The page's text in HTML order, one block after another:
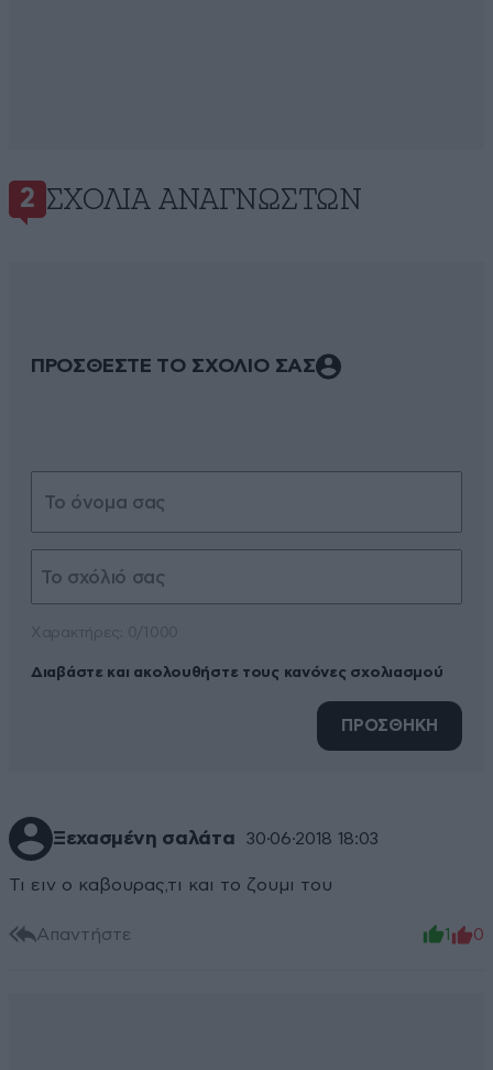
2 ΣΧΌΛΙΑ ΑΝΑΓΝΩΣΤΏΝ
ΠΡΟΣΘΕΣΤΕ ΤΟ ΣΧΟΛΙΟ ΣΑΣ
Διαβάστε και ακολουθήστε τους κανόνες σχολιασμού
ΠΡΟΣΘΗΚΗ
Ξεχασμένη σαλάτα 30·06·2018 18:03
Τι ειν ο καβουρας,τι και το ζουμι του
Απαντήστε 1 0